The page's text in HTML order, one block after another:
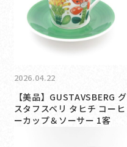
2026.04.22
【美品】GUSTAVSBERG グ
スタフスベリ タヒチ コーヒ
ーカップ＆ソーサー 1客